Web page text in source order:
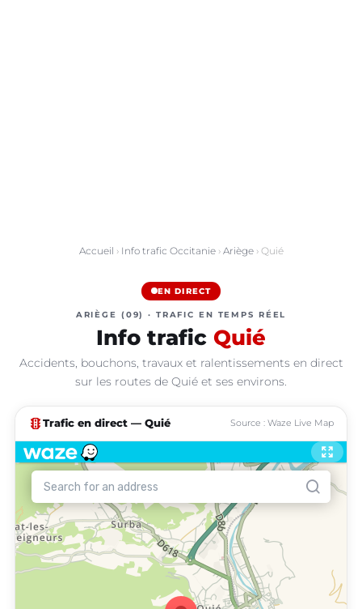
Accueil › Info trafic Occitanie› Ariège› Quié
EN DIRECT
ARIÈGE (09) · TRAFIC EN TEMPS RÉEL
Info trafic Quié
Accidents, bouchons, travaux et ralentissements en direct
sur les routes de Quié et ses environs.
traffic Trafic en direct — Quié Source : Waze Live Map